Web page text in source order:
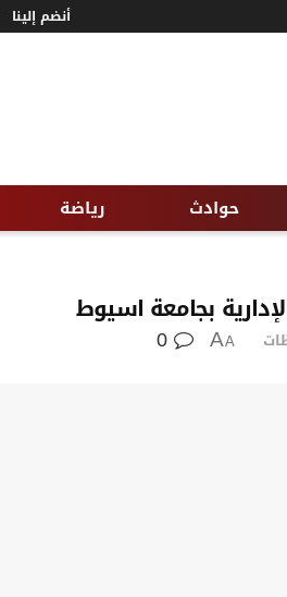
أنضم إلينا
حوادث رياضة
بجامعة اسيوط
A
A